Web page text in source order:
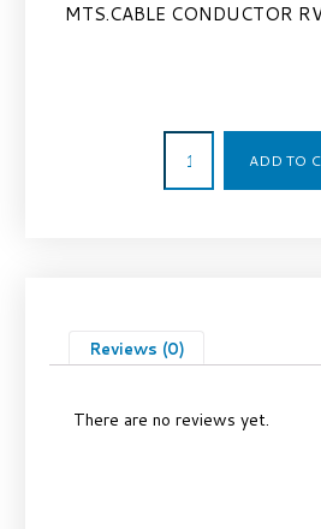
MTS.CABLE CONDUCTOR
ADD TO
Reviews (0)
There are no reviews yet.